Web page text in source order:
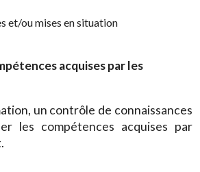
et/ou mises en situation
acquises par les
un contrôle de connaissances
les compétences acquises par